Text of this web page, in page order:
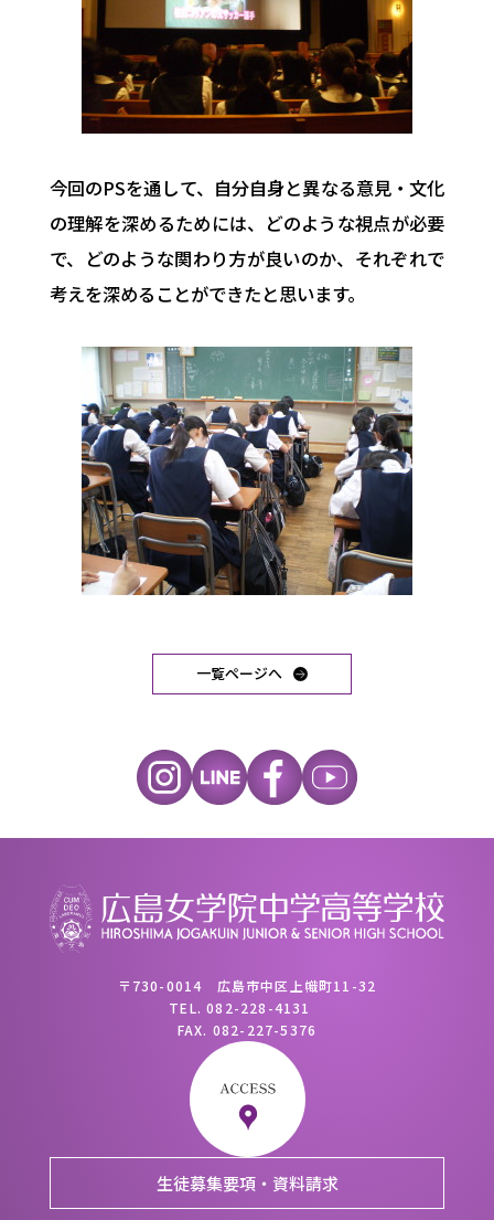
今回のPSを通して、自分自身と異なる意見・文化
の理解を深めるためには、どのような視点が必要
で、どのような関わり方が良いのか、それぞれで
考えを深めることができたと思います。
一覧ページへ
〒730-0014 広島市中区上幟町11-32
TEL.082-228-4131
FAX. 082-227-5376
生徒募集要項・資料請求